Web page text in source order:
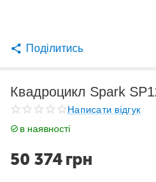
Поділитись
Квадроцикл Spark
Написати відгук
в наявності
50 374грн